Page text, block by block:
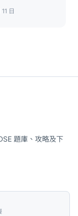
日
題庫、攻略及下